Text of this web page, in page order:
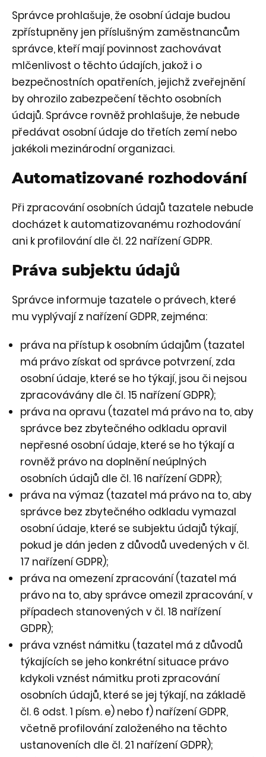
Správce prohlašuje, že osobní údaje budou
zpřístupněny jen příslušným zaměstnancům
správce, kteří mají povinnost zachovávat
mlčenlivost o těchto údajích, jakož i o
bezpečnostních opatřeních, jejichž zveřejnění
by ohrozilo zabezpečení těchto osobních
údajů. Správce rovněž prohlašuje, že nebude
předávat osobní údaje do třetích zemí nebo
jakékoli mezinárodní organizaci.
Automatizované rozhodování
Při zpracování osobních údajů tazatele nebude
docházet k automatizovanému rozhodování
ani k profilování dle čl. 22 nařízení GDPR.
Práva subjektu údajů
Správce informuje tazatele o právech, které
mu vyplývají z nařízení GDPR, zejména:
práva na přístup k osobním údajům (tazatel
má právo získat od správce potvrzení, zda
osobní údaje, které se ho týkají, jsou či nejsou
zpracovávány dle čl. 15 nařízení GDPR);
práva na opravu (tazatel má právo na to, aby
správce bez zbytečného odkladu opravil
nepřesné osobní údaje, které se ho týkají a
rovněž právo na doplnění neúplných
osobních údajů dle čl. 16 nařízení GDPR);
práva na výmaz (tazatel má právo na to, aby
správce bez zbytečného odkladu vymazal
osobní údaje, které se subjektu údajů týkají,
pokud je dán jeden z důvodů uvedených v čl.
17 nařízení GDPR);
práva na omezení zpracování (tazatel má
právo na to, aby správce omezil zpracování, v
případech stanovených v čl. 18 nařízení
GDPR);
práva vznést námitku (tazatel má z důvodů
týkajících se jeho konkrétní situace právo
kdykoli vznést námitku proti zpracování
osobních údajů, které se jej týkají, na základě
čl. 6 odst. 1 písm. e) nebo f) nařízení GDPR,
včetně profilování založeného na těchto
ustanoveních dle čl. 21 nařízení GDPR);